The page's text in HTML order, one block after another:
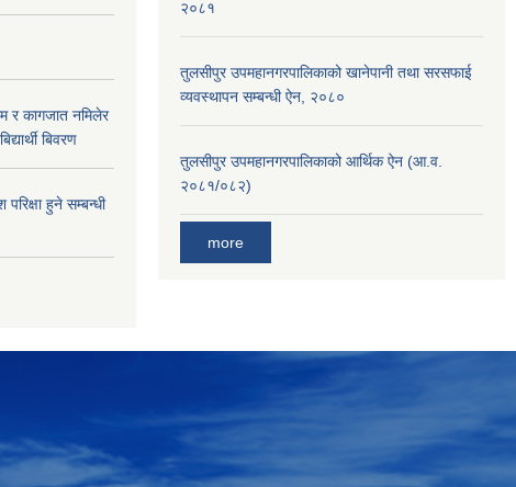
र कागजात नमिलेर
बिवरण
हुने सम्बन्धी
२०८१
तुलसीपुर उपमहानगरपालिकाको खानेपानी तथा सरसफाई
व्यवस्थापन सम्बन्धी ऐन, २०८०
तुलसीपुर उपमहानगरपालिकाको आर्थिक ऐन (आ.व.
२०८१/०८२)
more